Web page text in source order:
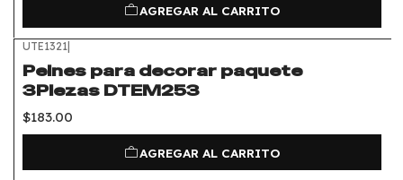
AGREGAR AL CARRITO
UTE1321|
Peines para decorar paquete
3Piezas DTEM253
$183.00
AGREGAR AL CARRITO